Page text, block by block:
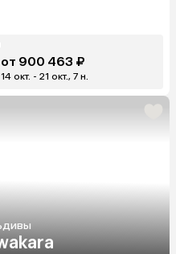
от 900 463 ₽
14 окт. - 21 окт., 7 н.